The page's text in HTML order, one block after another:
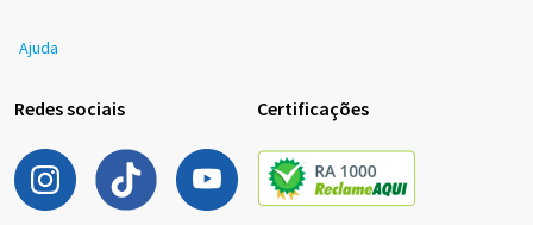
Ajuda
Redes sociais Certificações